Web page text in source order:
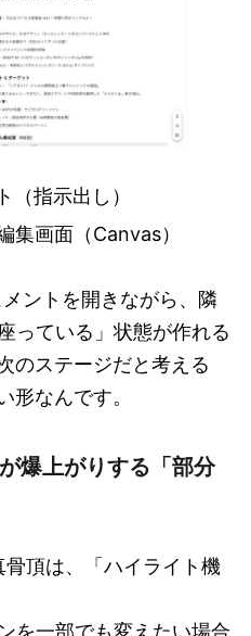
（指示出し）
集画面（Canvas）
ントを開きながら、隣
っている」状態が作れる
のステージだと考える
形なんです。
爆上がりする「部分
頂は、「ハイライト機
を一部でも変えたい場合